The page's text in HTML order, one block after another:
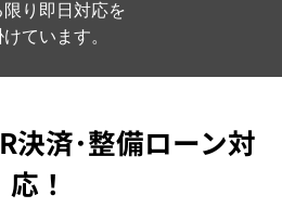
限り即日対応を
ています。
決済･整備ローン対
応！